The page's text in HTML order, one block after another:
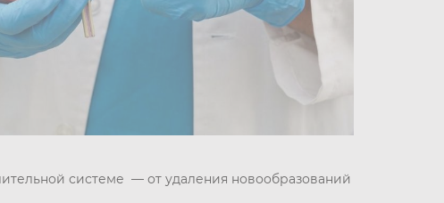
системе — от удаления новообразований